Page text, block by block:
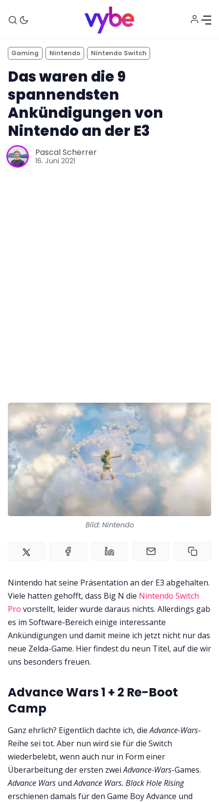
Aktuelles
Zusammenarbeit
Kontakt
Impressum
Bild: Nintendo
Gaming Nintendo Nintendo Switch
Das waren die 9
spannendsten
Ankündigungen von
Nintendo an der E3
Pascal Scherrer
16. Juni 2021
Nintendo hat seine Präsentation an der E3 abgehalten.
Viele hatten gehofft, dass Big N die Nintendo Switch
Pro vorstellt, leider wurde daraus nichts. Allerdings gab
es im Software-Bereich einige interessante
Ankündigungen und damit meine ich jetzt nicht nur das
neue Zelda-Game. Hier findest du neun Titel, auf die wir
uns besonders freuen.
Advance Wars 1 + 2 Re-Boot
Camp
Ganz ehrlich? Eigentlich dachte ich, dieAdvance-Wars-
Reihe sei tot. Aber nun wird sie für die Switch
wiederbelebt, wenn auch nur in Form einer
Überarbeitung der ersten zweiAdvance-Wars-Games.
Advance Wars undAdvance Wars. Black Hole Rising
erschienen damals für den Game Boy Advance und